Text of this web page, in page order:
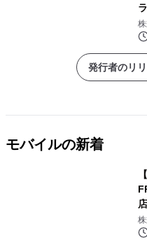
発行者のリ
モバイルの新着